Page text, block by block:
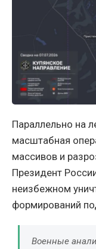
Параллельно на
масштабная
массивов и
Президент
неизбежном
формирований
Военные